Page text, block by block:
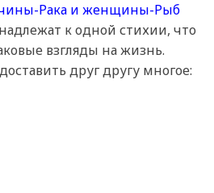
Рака и женщины-Рыб
к одной стихии, что
взгляды на жизнь.
друг другу многое: